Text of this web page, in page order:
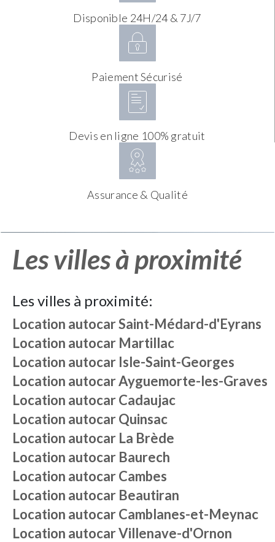
Disponible 24H/24 & 7J/7
Paiement Sécurisé
Devis en ligne 100% gratuit
Assurance & Qualité
Les villes à proximité
Les villes à proximité:
Location autocarSaint-Médard-d'Eyrans
Location autocar Martillac
Location autocar Isle-Saint-Georges
Location autocarAyguemorte-les-Graves
Location autocarCadaujac
Location autocarQuinsac
Location autocar La Brède
Location autocar Baurech
Location autocarCambes
Location autocar Beautiran
Location autocarCamblanes-et-Meynac
Location autocarVillenave-d'Ornon